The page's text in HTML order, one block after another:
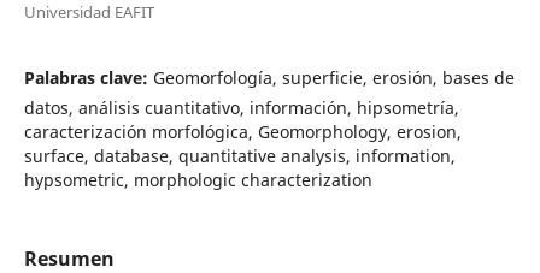
Universidad EAFIT
Palabras clave: Geomorfología, superficie, erosión, bases de
datos, análisis cuantitativo, información, hipsometría,
caracterización morfológica, Geomorphology, erosion,
surface, database, quantitative analysis, information,
hypsometric, morphologic characterization
Resumen